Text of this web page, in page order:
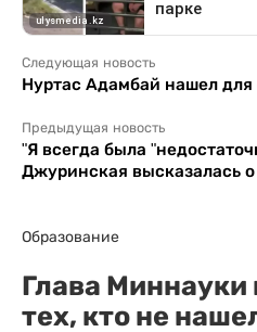
Следующая новость
Нуртас Адамбай нашел для
Предыдущая новость
"Я всегда была
Джуринская высказалась
Образование
Глава Миннауки
тех, кто не